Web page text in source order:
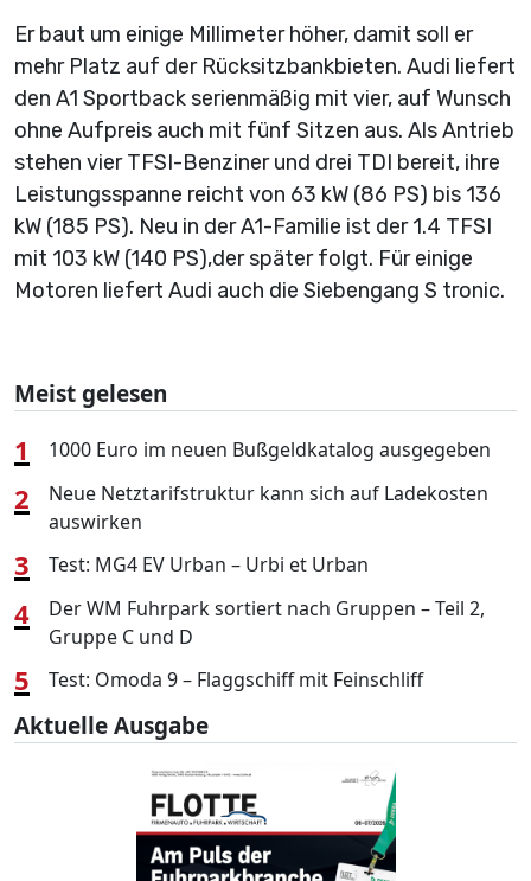
Er baut um einige Millimeter höher, damit soll er
mehr Platz auf der Rücksitzbankbieten. Audi liefert
den A1 Sportback serienmäßig mit vier, auf Wunsch
ohne Aufpreis auch mit fünf Sitzen aus. Als Antrieb
stehen vier TFSI-Benziner und drei TDI bereit, ihre
Leistungsspanne reicht von 63 kW (86 PS) bis 136
kW (185 PS). Neu in der A1-Familie ist der 1.4 TFSI
mit 103 kW (140 PS),der später folgt. Für einige
Motoren liefert Audi auch die Siebengang S tronic.
Meist gelesen
1 1000 Euro im neuen Bußgeldkatalog ausgegeben
2
Neue Netztarifstruktur kann sich auf Ladekosten
auswirken
3 Test: MG4 EV Urban – Urbi et Urban
4
Der WM Fuhrpark sortiert nach Gruppen – Teil 2,
Gruppe C und D
5 Test: Omoda 9 – Flaggschiff mit Feinschliff
Aktuelle Ausgabe